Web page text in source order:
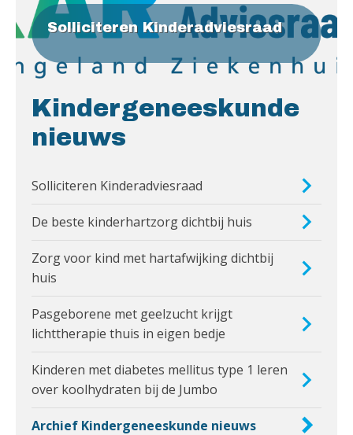
Solliciteren Kinderadviesraad
Kindergeneeskunde
nieuws
Solliciteren Kinderadviesraad
De beste kinderhartzorg dichtbij huis
Zorg voor kind met hartafwijking dichtbij
huis
Pasgeborene met geelzucht krijgt
lichttherapie thuis in eigen bedje
Kinderen met diabetes mellitus type 1 leren
over koolhydraten bij de Jumbo
Archief Kindergeneeskunde nieuws